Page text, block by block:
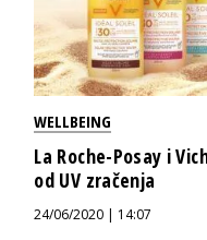
WELLBEING
La Roche-Posay i
od UV zračenja
24/06/2020 | 14:07